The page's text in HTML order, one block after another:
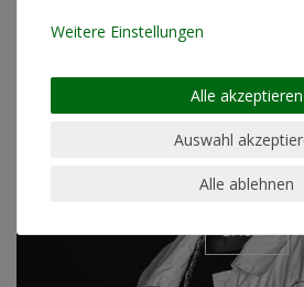
BAUSA
Weitere Einstellungen
Alle akzeptieren
Auswahl
Alle ablehnen